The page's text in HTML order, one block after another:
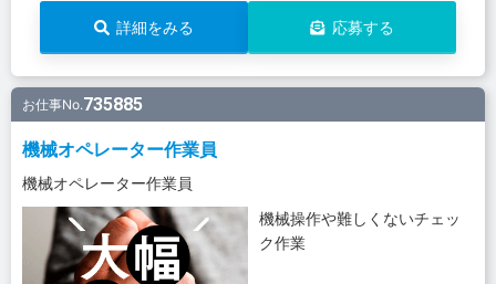
詳細をみる 応募する
お仕事No.735885
機械オペレーター作業員
機械オペレーター作業員
機械操作や難しくないチェッ
ク作業